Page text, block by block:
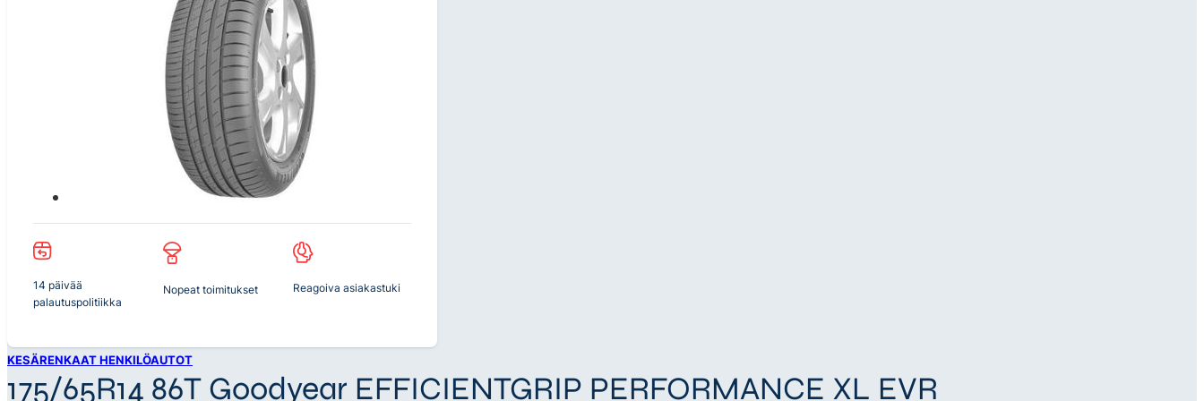
14 päivää
palautuspolitiikka
Nopeat toimitukset Reagoiva asiakastuki
KESÄRENKAAT HENKILÖAUTOT
175/65R14 86T Goodyear EFFICIENTGRIP PERFORMANCE XL EVR